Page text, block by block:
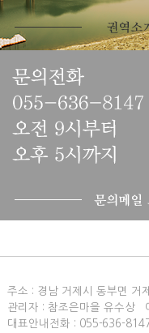
주소 : 경남 거제시 동부면
관리자 : 참조은마을 유수상
대표안내전화 : 055-636-